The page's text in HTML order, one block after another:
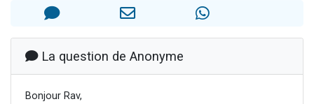
3 personnes viennent de faire un don pour 5 jours de vacances aux Orphelins
Odaya vient de donner son Maasser
La question de Anonyme
Bonjour Rav,